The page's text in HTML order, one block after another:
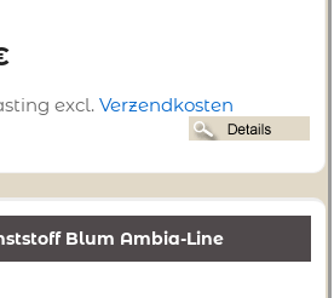
excl. Verzendkosten
Blum Ambia-Line